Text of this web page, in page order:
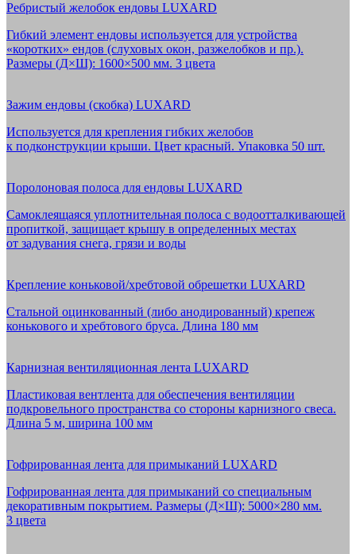
Ребристый желобок ендовы LUXARD
Гибкий элемент ендовы используется для устройства
«коротких» ендов (слуховых окон, разжелобков и пр.).
Размеры (Д×Ш): 1600×500 мм. 3 цвета
Зажим ендовы (скобка) LUXARD
Используется для крепления гибких желобов
к подконструкции крыши. Цвет красный. Упаковка 50 шт.
Поролоновая полоса для ендовы LUXARD
Самоклеящаяся уплотнительная полоса с водоотталкивающей
пропиткой, защищает крышу в определенных местах
от задувания снега, грязи и воды
Крепление коньковой/хребтовой обрешетки LUXARD
Стальной оцинкованный (либо анодированный) крепеж
конькового и хребтового бруса. Длина 180 мм
Карнизная вентиляционная лента LUXARD
Пластиковая вентлента для обеспечения вентиляции
подкровельного пространства со стороны карнизного свеса.
Длина 5 м, ширина 100 мм
Гофрированная лента для примыканий LUXARD
Гофрированная лента для примыканий со специальным
декоративным покрытием. Размеры (Д×Ш): 5000×280 мм.
3 цвета